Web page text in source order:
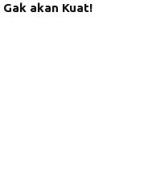
akan Kuat!